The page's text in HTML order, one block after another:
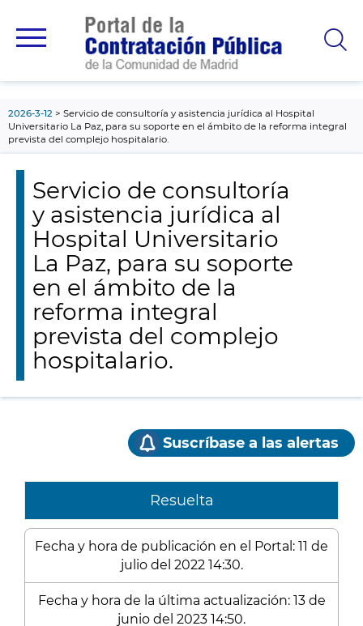
principal
2026-3-12
Servicio de consultoría y asistencia jurídica al Hospital
Universitario La Paz, para su soporte en el ámbito de la reforma integral
prevista del complejo hospitalario.
Servicio de consultoría
y asistencia jurídica al
Hospital Universitario
La Paz, para su soporte
en el ámbito de la
reforma integral
prevista del complejo
hospitalario.
Suscríbase a las alertas
Resuelta
Fecha y hora de publicación en el Portal: 11 de
julio del 2022 14:30.
Fecha y hora de la última actualización: 13 de
junio del 2023 14:50.